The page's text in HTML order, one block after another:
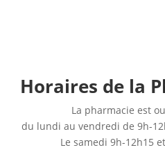
Horaires de la
La pharmacie est
du lundi au vendredi de 9h-
Le samedi 9h-12h15